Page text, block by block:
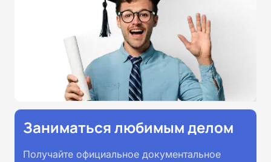
Заниматься любимым делом
Получайте официальное документальное